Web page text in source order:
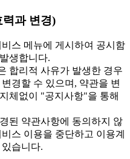
과 변경)
스 메뉴에 게시하여 공시함
생합니다.
합리적 사유가 발생한 경우
경할 수 있으며, 약관을 변
체없이 "공지사항"을 통해
된 약관사항에 동의하지 않
스 이용을 중단하고 이용계
습니다.